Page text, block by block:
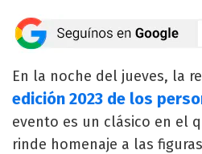
En la noche del jueves, la
edición 2023 de los
evento es un clásico en el
rinde homenaje a las